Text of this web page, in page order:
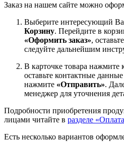
Заказ на нашем сайте можно
Выберите интересующий
Корзину. Перейдите в
«Оформить заказ»,
следуйте дальнейшим
В карточке товара нажмите
оставьте контактные
нажмите «Отправить».
менеджер для уточнения
Подробности приобретения
лицами читайте в разделе
Есть несколько вариантов